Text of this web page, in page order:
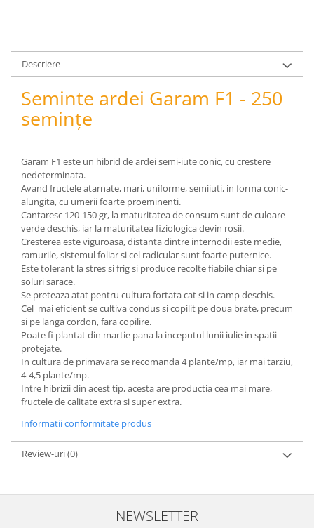
Prese de rulmenti hidraulice
Prese de indoit tevi hidraulice
Echipamente electrice
Benzi izolatoare
Echipamente auto
Unelte de mana
Scule pneumatice
Podele hidraulice & Presa de banc
& Truse reparatii caroserie
Cabluri si incarcatoare acumulator
Echipamente de ridicat
Chinga ancorare
Depozitare si organizare
Freza de zapada
Echipamente de curatenie
Descriere
Seminte ardei Garam F1 - 250
semințe
Garam F1 este un hibrid de ardei semi-iute conic, cu crestere
nedeterminata.
Avand fructele atarnate, mari, uniforme, semiiuti, in forma conic-
alungita, cu umerii foarte proeminenti.
Cantaresc 120-150 gr, la maturitatea de consum sunt de culoare
verde deschis, iar la maturitatea fiziologica devin rosii.
Cresterea este viguroasa, distanta dintre internodii este medie,
ramurile, sistemul foliar si cel radicular sunt foarte puternice.
Este tolerant la stres si frig si produce recolte fiabile chiar si pe
soluri sarace.
Se preteaza atat pentru cultura fortata cat si in camp deschis.
Cel mai eficient se cultiva condus si copilit pe doua brate, precum
si pe langa cordon, fara copilire.
Poate fi plantat din martie pana la inceputul lunii iulie in spatii
protejate.
In cultura de primavara se recomanda 4 plante/mp, iar mai tarziu,
4-4,5 plante/mp.
Intre hibrizii din acest tip, acesta are productia cea mai mare,
fructele de calitate extra si super extra.
Informatii conformitate produs
Review-uri(0)
NEWSLETTER